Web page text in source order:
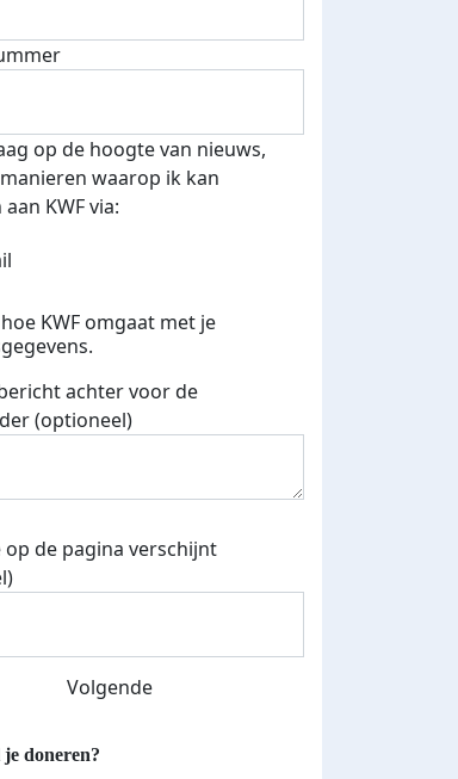
E-mails verstuurd
Streefbedrag verhoogd
opgehaald: t-shirt
op de hoogte van nieuws,
waarop ik kan
KWF via:
hoe KWF omgaat met je
achter voor de
(optioneel)
op de pagina verschijnt
Volgende